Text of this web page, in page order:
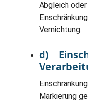
Abgleich
Vernichtung.
d)
Markierung